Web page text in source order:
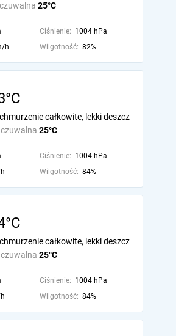
25°C
Ciśnienie: 1004 hPa
h Wilgotność: 82%
25°C
całkowite, lekki deszcz
Ciśnienie: 1004 hPa
Wilgotność: 84%
25°C
całkowite, lekki deszcz
Ciśnienie: 1004 hPa
Wilgotność: 84%